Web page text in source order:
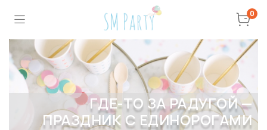
0
ГДЕ-ТО ЗА РАДУГОЙ —
ПРАЗДНИК С ЕДИНОРОГАМИ